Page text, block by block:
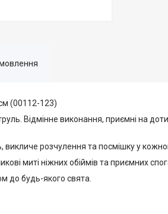
(00112-123)
Відмінне виконання, приємні на
розчулення та посмішку у
миті ніжних обіймів та приємних
до будь-якого свята.